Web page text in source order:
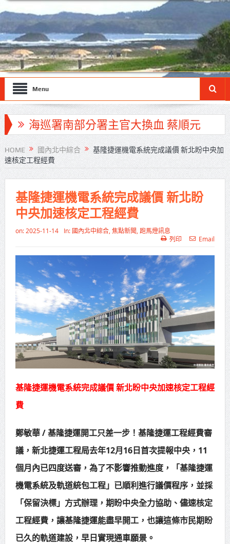
Menu
海巡署南部分署主官大換血 蔡順元
勉提升巡防戰力
北市鮮奶週報再升級！8月31日補助
擴大至國中生
雙北合作里程碑！萬大線動態測試
侯友宜蔣萬安攜手視察
高齡健康產業博覽會8/7盛大登場 新
北形象館亮相
打鐵厝北側產業園區產業設施公共
動土創造千個就業機會
高雄「三民運動中心」市長陳其
邁、運動部長李洋各界貴賓共同揭幕
高雄東照山關帝廟全國國中小學書
蔣萬安再拋出「倒閣說」 喊推陳其
邁組閣
賴總統肯定「金唐獎」得獎者及入
圍者 允諾完善支持體系
HOME 國內北中綜合
基隆捷運機電系統完成議價 新北盼中央加
速核定工程經費
基隆捷運機電系統完成議價 新北盼
中央加速核定工程經費
on: 2025-11-14 In: 國內北中綜合, 焦點新聞 跑馬燈訊息
列印
Email
基隆捷運機電系統完成議價 新北盼中央加速核定工程經
費
鄭敏華 / 基隆捷運開工只差一步！基隆捷運工程經費審
議，新北捷運工程局去年12月16日首次提報中央，11
個月內已四度送審，為了不影響推動進度，「基隆捷運
機電系統及軌道統包工程」已順利進行議價程序，並採
「保留決標」方式辦理，期盼中央全力協助、儘速核定
工程經費，讓基隆捷運能盡早開工，也讓這條市民期盼
已久的軌道建設，早日實現通車願景。